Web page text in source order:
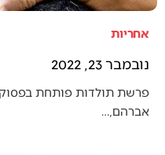
אחריות
נובמבר 23, 2022
פרשת תולדות פותחת בפסוק
אברהם,…